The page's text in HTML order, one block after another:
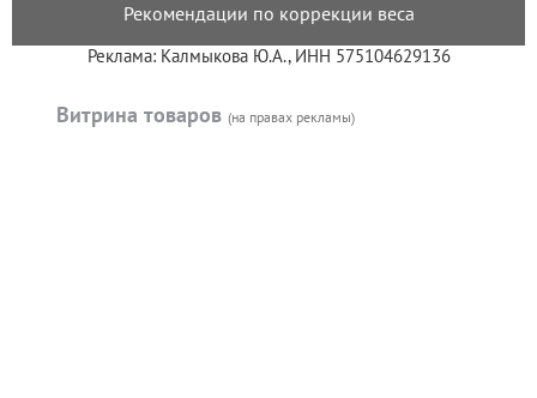
Рекомендации по коррекции веса
Реклама: Калмыкова Ю.А., ИНН 575104629136
Витрина товаров (на правах рекламы)